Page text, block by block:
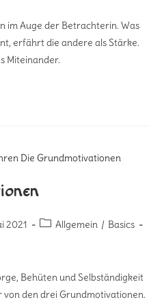
im Auge der Betrachterin. Was
erfährt die andere als Stärke.
Miteinander.
2021 Allgemein / Basics
Behüten und Selbständigkeit
von den drei Grundmotivationen.